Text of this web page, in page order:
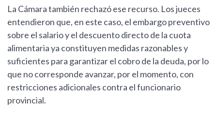
La Cámara también rechazó ese recurso. Los jueces
entendieron que, en este caso, el embargo preventivo
sobre el salario y el descuento directo de la cuota
alimentaria ya constituyen medidas razonables y
suficientes para garantizar el cobro de la deuda, por lo
que no corresponde avanzar, por el momento, con
restricciones adicionales contra el funcionario
provincial.